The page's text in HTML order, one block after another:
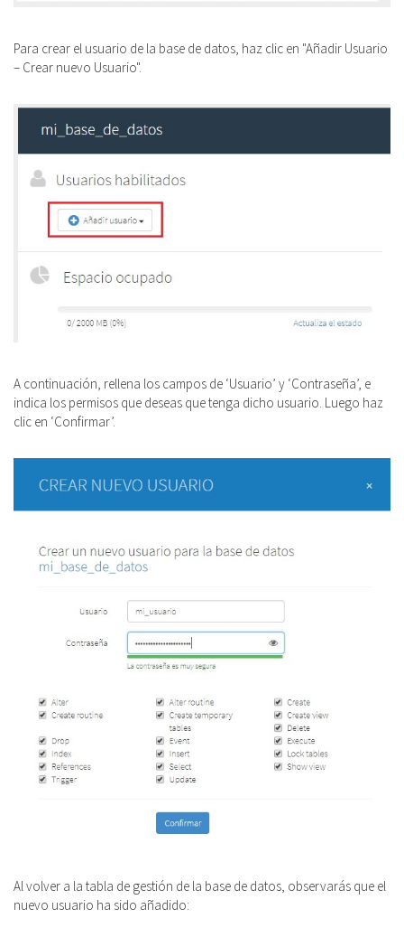
Para crear el usuario de la base de datos, haz clic en "Añadir Usuario
– Crear nuevo Usuario".
A continuación, rellena los campos de ‘Usuario’ y ‘Contraseña’, e
indica los permisos que deseas que tenga dicho usuario. Luego haz
clic en ‘Confirmar’.
Al volver a la tabla de gestión de la base de datos, observarás que el
nuevo usuario ha sido añadido: